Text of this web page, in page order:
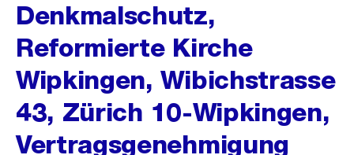
Denkmalschutz,
Reformierte Kirche
Wipkingen, Wibichstrasse
43, Zürich 10-Wipkingen,
Vertragsgenehmigung